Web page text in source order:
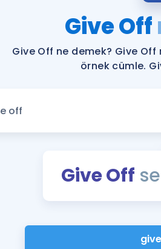
Give Off
Give Off ne demek? Give
örnek cümle.
Give Off